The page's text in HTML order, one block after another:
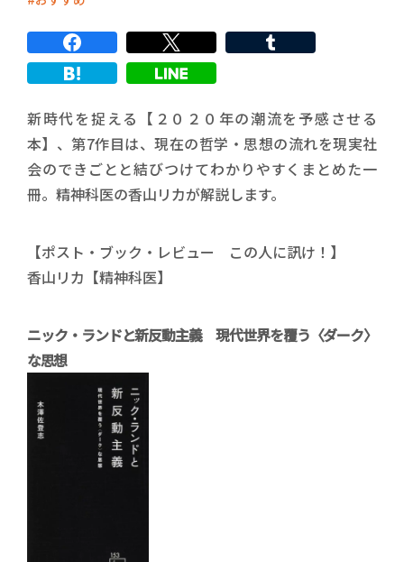
新時代を捉える【２０２０年の潮流を予感させる
本】、第7作目は、現在の哲学・思想の流れを現実社
会のできごとと結びつけてわかりやすくまとめた一
冊。精神科医の香山リカが解説します。
【ポスト・ブック・レビュー この人に訊け！】
香山リカ【精神科医】
ニック・ランドと新反動主義 現代世界を覆う〈ダーク〉
な思想